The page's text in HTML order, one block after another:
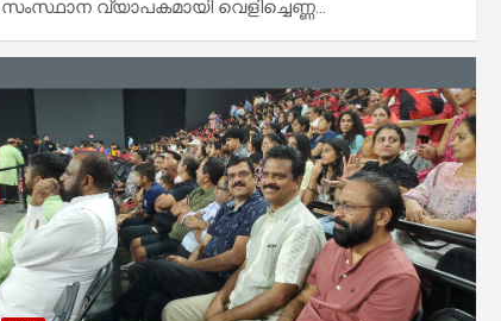
സംസ്ഥാന വ്യാപകമായി വെളിച്ചെണ്ണ…